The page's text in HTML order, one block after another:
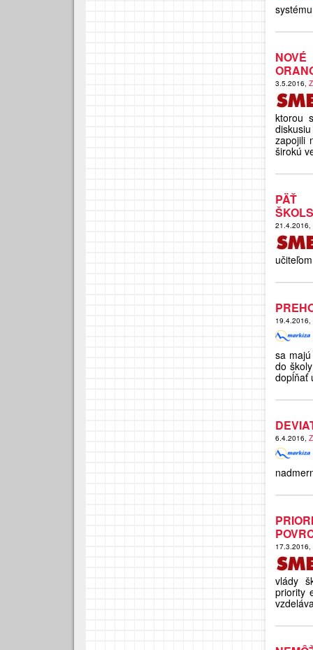
3.5.2016,
ktorou
zapojili
širokú
PÄŤ
21.4.2016,
19.4.2016,
sa
do
dopĺňať
6.4.2016,
17.3.2016,
vlády
priority